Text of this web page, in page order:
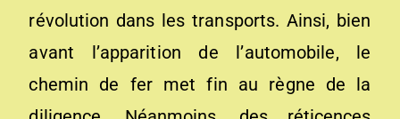
révolution dans les transports. Ainsi, bien
avant l’apparition de l’automobile, le
chemin de fer met fin au règne de la